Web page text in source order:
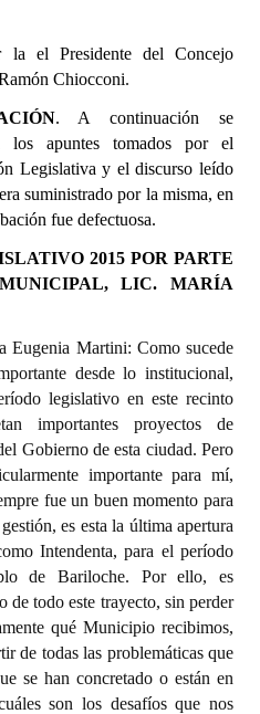
la el Presidente del Concejo
Chiocconi.
. A continuación se
los apuntes tomados por el
Legislativa y el discurso leído
suministrado por la misma, en
fue defectuosa.
2015 POR PARTE
LIC. MARÍA
Eugenia Martini: Como sucede
desde lo institucional,
legislativo en este recinto
importantes proyectos de
Gobierno de esta ciudad. Pero
importante para mí,
fue un buen momento para
es esta la última apertura
Intendenta, para el período
de Bariloche. Por ello, es
de todo este trayecto, sin perder
qué Municipio recibimos,
de todas las problemáticas que
se han concretado o están en
son los desafíos que nos